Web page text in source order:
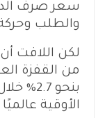
سعر صرف
والطلب
لكن اللافت
من القفزة
بنحو
الأوقية عالميًا